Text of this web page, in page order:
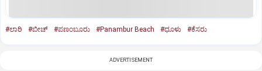
#ಲಾರಿ #ಬೀಚ್‌ #ಪಣಂಬೂರು #Panambur Beach #ಧೂಳು #ಕೆಸರು
ADVERTISEMENT